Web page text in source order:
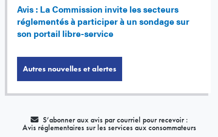
Avis : La Commission invite les secteurs
réglementés à participer à un sondage sur
son portail libre-service
Autres nouvelles et alertes
S’abonner aux avis par courriel pour recevoir :
Avis réglementaires sur les services aux consommateurs